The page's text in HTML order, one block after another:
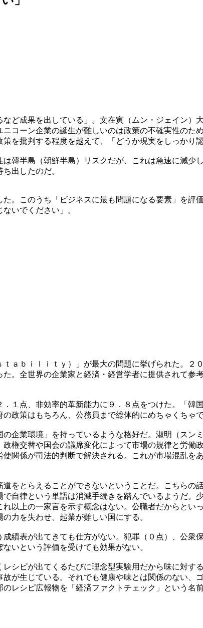
ど成果を出している」。文在寅（ムン・ジェイン）
コーン企業の誕生が難しいのは政策の不確実性のた
を批判する程度を越えて、「どうか現実をしっかり
韓半島（朝鮮半島）リスクだが、これは急速に減
出したのだ。
。このうち「ビジネスに最も問題になる要素」を評
いでください」。
ａｂｉｌｉｔｙ）」が最大の問題に挙げられた。２
。全世界の企業家と経済・経営学者に提供されて参
１点、非効率的革新能力に９．８点をつけた。「韓
政策はもちろん、公務員まで総体的にめちゃくちゃ
企業環境」を持っているような格好だ。淑明（スン
権交替や国会の議席変化によって市場の規律と労
関係が司法的判断で解決される。これが市場混乱を
をとらえることができないということだ。こちらの
自律という単語は消滅手続きを踏んでいるようだ。
以上の一家言を示す概念はない。公職者だからとい
力を失わせ、起業が難しい国にする。
績表が出てきても仕方がない。犯罪（０点）、公衆
いという評価を受けても効果がない。
シピが出てくるたびに理念型実験用だから味に対
が生じている。それでも健康や味とは関係のない、
レシピ広報物を「経済ファクトチェック」という名